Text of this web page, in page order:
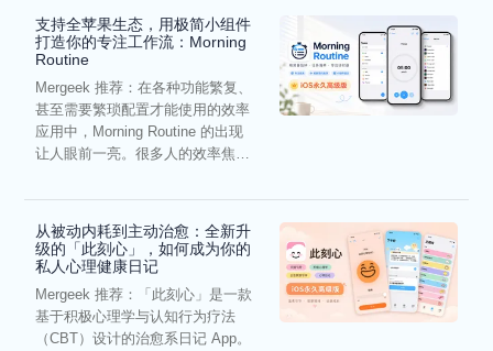
支持全苹果生态，用极简小组件
打造你的专注工作流：Morning
Routine
Mergeek 推荐：在各种功能繁复、
甚至需要繁琐配置才能使用的效率
应用中，Morning Routine 的出现
让人眼前一亮。很多人的效率焦
从被动内耗到主动治愈：全新升
级的「此刻心」，如何成为你的
私人心理健康日记
Mergeek 推荐：「此刻心」是一款
基于积极心理学与认知行为疗法
（CBT）设计的治愈系日记 App。